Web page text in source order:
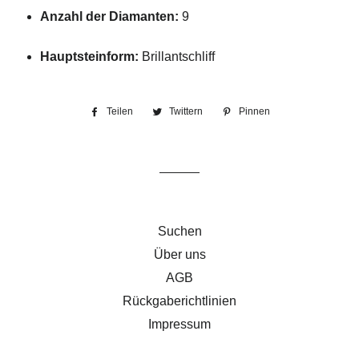
Anzahl der Diamanten: 9
Hauptsteinform: Brillantschliff
Teilen
Auf
Twittern
Auf
Pinnen
Suchen
Über uns
AGB
Rückgaberichtlinien
Impressum